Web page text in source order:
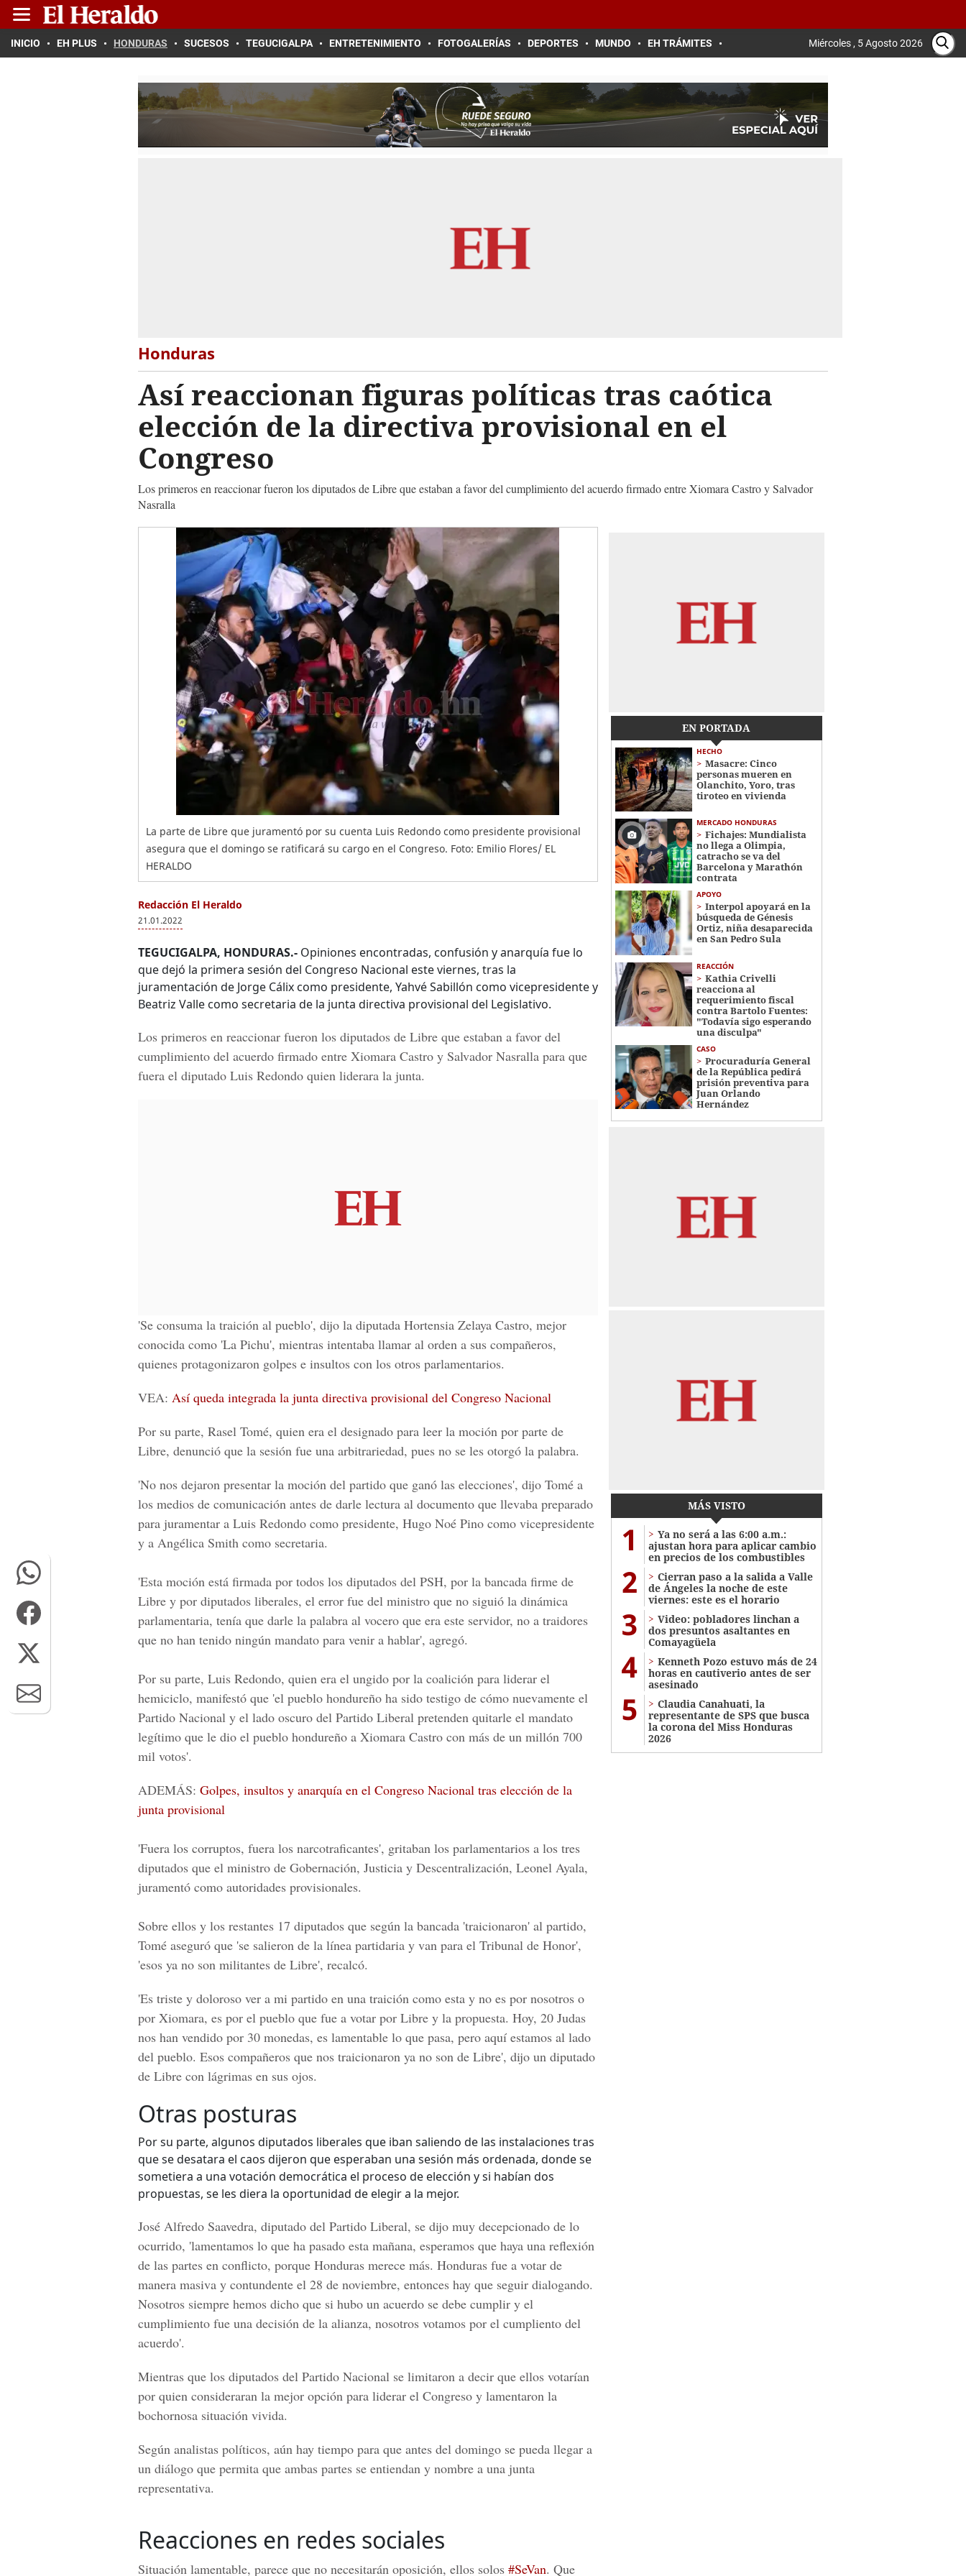
INICIO EH PLUS HONDURAS SUCESOS TEGUCIGALPA ENTRETENIMIENTO FOTOGALERÍAS DEPORTES MUNDO EH TRÁMITES Miércoles , 5 Agosto 2026
Honduras
Así reaccionan figuras políticas tras caótica
elección de la directiva provisional en el
Congreso
Los primeros en reaccionar fueron los diputados de Libre que estaban a favor del cumplimiento del acuerdo firmado entre Xiomara Castro y Salvador
Nasralla
La parte de Libre que juramentó por su cuenta Luis Redondo como presidente provisional
asegura que el domingo se ratificará su cargo en el Congreso. Foto: Emilio Flores/ EL
HERALDO
Redacción El Heraldo
21.01.2022
TEGUCIGALPA, HONDURAS.- Opiniones encontradas, confusión y anarquía fue lo
que dejó la primera sesión del Congreso Nacional este viernes, tras la
juramentación de Jorge Cálix como presidente, Yahvé Sabillón como vicepresidente y
Beatriz Valle como secretaria de la junta directiva provisional del Legislativo.
Los primeros en reaccionar fueron los diputados de Libre que estaban a favor del
cumplimiento del acuerdo firmado entre Xiomara Castro y Salvador Nasralla para que
fuera el diputado Luis Redondo quien liderara la junta.
'Se consuma la traición al pueblo', dijo la diputada Hortensia Zelaya Castro, mejor
conocida como 'La Pichu', mientras intentaba llamar al orden a sus compañeros,
quienes protagonizaron golpes e insultos con los otros parlamentarios.
VEA: Así queda integrada la junta directiva provisional del Congreso Nacional
Por su parte, Rasel Tomé, quien era el designado para leer la moción por parte de
Libre, denunció que la sesión fue una arbitrariedad, pues no se les otorgó la palabra.
'No nos dejaron presentar la moción del partido que ganó las elecciones', dijo Tomé a
los medios de comunicación antes de darle lectura al documento que llevaba preparado
para juramentar a Luis Redondo como presidente, Hugo Noé Pino como vicepresidente
y a Angélica Smith como secretaria.
'Esta moción está firmada por todos los diputados del PSH, por la bancada firme de
Libre y por diputados liberales, el error fue del ministro que no siguió la dinámica
parlamentaria, tenía que darle la palabra al vocero que era este servidor, no a traidores
que no han tenido ningún mandato para venir a hablar', agregó.
Por su parte, Luis Redondo, quien era el ungido por la coalición para liderar el
hemiciclo, manifestó que 'el pueblo hondureño ha sido testigo de cómo nuevamente el
Partido Nacional y el lado oscuro del Partido Liberal pretenden quitarle el mandato
legítimo que le dio el pueblo hondureño a Xiomara Castro con más de un millón 700
mil votos'.
ADEMÁS: Golpes, insultos y anarquía en el Congreso Nacional tras elección de la
junta provisional
'Fuera los corruptos, fuera los narcotraficantes', gritaban los parlamentarios a los tres
diputados que el ministro de Gobernación, Justicia y Descentralización, Leonel Ayala,
juramentó como autoridades provisionales.
Sobre ellos y los restantes 17 diputados que según la bancada 'traicionaron' al partido,
Tomé aseguró que 'se salieron de la línea partidaria y van para el Tribunal de Honor',
'esos ya no son militantes de Libre', recalcó.
'Es triste y doloroso ver a mi partido en una traición como esta y no es por nosotros o
por Xiomara, es por el pueblo que fue a votar por Libre y la propuesta. Hoy, 20 Judas
nos han vendido por 30 monedas, es lamentable lo que pasa, pero aquí estamos al lado
del pueblo. Esos compañeros que nos traicionaron ya no son de Libre', dijo un diputado
de Libre con lágrimas en sus ojos.
Otras posturas
Por su parte, algunos diputados liberales que iban saliendo de las instalaciones tras
que se desatara el caos dijeron que esperaban una sesión más ordenada, donde se
sometiera a una votación democrática el proceso de elección y si habían dos
propuestas, se les diera la oportunidad de elegir a la mejor.
José Alfredo Saavedra, diputado del Partido Liberal, se dijo muy decepcionado de lo
ocurrido, 'lamentamos lo que ha pasado esta mañana, esperamos que haya una reflexión
de las partes en conflicto, porque Honduras merece más. Honduras fue a votar de
manera masiva y contundente el 28 de noviembre, entonces hay que seguir dialogando.
Nosotros siempre hemos dicho que si hubo un acuerdo se debe cumplir y el
cumplimiento fue una decisión de la alianza, nosotros votamos por el cumpliento del
acuerdo'.
Mientras que los diputados del Partido Nacional se limitaron a decir que ellos votarían
por quien consideraran la mejor opción para liderar el Congreso y lamentaron la
bochornosa situación vivida.
Según analistas políticos, aún hay tiempo para que antes del domingo se pueda llegar a
un diálogo que permita que ambas partes se entiendan y nombre a una junta
representativa.
Reacciones en redes sociales
Situación lamentable, parece que no necesitarán oposición, ellos solos #SeVan. Que
EN PORTADA
HECHO
Masacre: Cinco
personas mueren en
Olanchito, Yoro, tras
tiroteo en vivienda
MERCADO HONDURAS
Fichajes: Mundialista
no llega a Olimpia,
catracho se va del
Barcelona y Marathón
contrata
APOYO
Interpol apoyará en la
búsqueda de Génesis
Ortiz, niña desaparecida
en San Pedro Sula
REACCIÓN
Kathia Crivelli
reacciona al
requerimiento fiscal
contra Bartolo Fuentes:
"Todavía sigo esperando
una disculpa"
CASO
Procuraduría General
de la República pedirá
prisión preventiva para
Juan Orlando
Hernández
MÁS VISTO
1
Ya no será a las 6:00 a.m.:
ajustan hora para aplicar cambio
en precios de los combustibles
2
Cierran paso a la salida a Valle
de Ángeles la noche de este
viernes: este es el horario
3
Video: pobladores linchan a
dos presuntos asaltantes en
Comayagüela
4
Kenneth Pozo estuvo más de 24
horas en cautiverio antes de ser
asesinado
5
Claudia Canahuati, la
representante de SPS que busca
la corona del Miss Honduras
2026